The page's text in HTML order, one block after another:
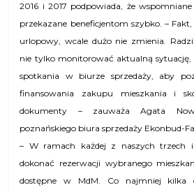
2016 i 2017 podpowiada, że
przekazane beneficjentom szybko. –
urlopowy, wcale dużo nie zmienia.
nie tylko monitorować aktualną
spotkania w biurze sprzedaży, aby
finansowania zakupu mieszkania i
dokumenty – zauważa Agata
poznańskiego biura sprzedaży Ekonbud-
– W ramach każdej z naszych trzech
dokonać rezerwacji wybranego
dostępne w MdM. Co najmniej kilka